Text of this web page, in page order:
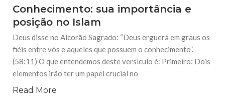
Conhecimento: sua importância e
posição no Islam
Deus disse no Alcorão Sagrado: “Deus erguerá em graus os
fiéis entre vós e aqueles que possuem o conhecimento”.
(58:11) O que entendemos deste versículo é: Primeiro: Dois
elementos irão ter um papel crucial no
Read More